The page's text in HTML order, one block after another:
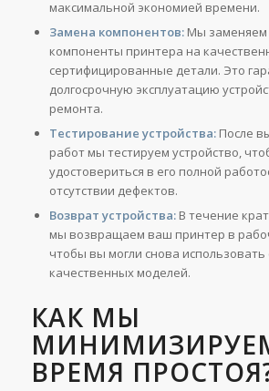
максимальной экономией времени.
Замена компонентов:Мы заменяем
компоненты принтера на
сертифицированные детали. Это
долгосрочную эксплуатацию
ремонта.
Тестирование устройства:После
работ мы тестируем устройство,
удостовериться в его полной
отсутствии дефектов.
Возврат устройства:В течение
мы возвращаем ваш принтер в
чтобы вы могли снова использовать
качественных моделей.
КАК МЫ
ВРЕМЯ